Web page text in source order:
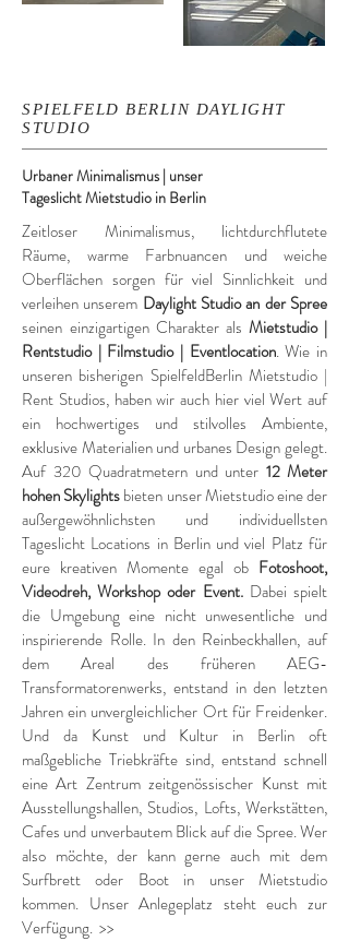
SPIELFELD BERLIN DAYLIGHT
STUDIO
Urbaner Minimalismus | unser
TageslichtMietstudio in Berlin
Zeitloser Minimalismus, lichtdurchflutete
Räume, warme Farbnuancen und weiche
Oberflächen sorgen für viel Sinnlichkeit und
verleihen unserem Daylight Studio an derSpree
seinen einzigartigen Charakter als Mietstudio |
Rentstudio | Filmstudio | Eventlocation. Wie in
unseren bisherigen SpielfeldBerlin Mietstudio |
Rent Studios, haben wir auch hier viel Wert auf
ein hochwertiges und stilvolles Ambiente,
exklusive Materialien und urbanes Design gelegt.
Auf 320 Quadratmetern und unter 12 Meter
hohen Skylightsbieten unser Mietstudio eine der
außergewöhnlichsten und individuellsten
Tageslicht Locations in Berlin und viel Platz für
eure kreativen Momente egal ob Fotoshoot,
Videodreh, Workshop oder Event.Dabei spielt
die Umgebung eine nicht unwesentliche und
inspirierende Rolle. In den Reinbeckhallen, auf
dem Areal des früheren AEG-
Transformatorenwerks, entstand in den letzten
Jahren ein unvergleichlicher Ort für Freidenker.
Und da Kunst und Kultur in Berlin oft
maßgebliche Triebkräfte sind, entstand schnell
eine Art Zentrum zeitgenössischer Kunst mit
Ausstellungshallen, Studios, Lofts, Werkstätten,
Cafes und unverbautem Blick auf die Spree. Wer
also möchte, der kann gerne auch mit dem
Surfbrett oder Boot in unser Mietstudio
kommen. Unser Anlegeplatz steht euch zur
Verfügung. >>